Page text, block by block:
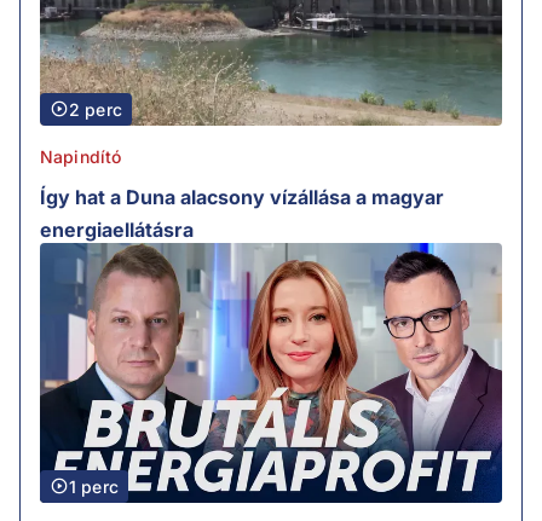
2 perc
Napindító
Így hat a Duna alacsony vízállása a magyar
energiaellátásra
1 perc